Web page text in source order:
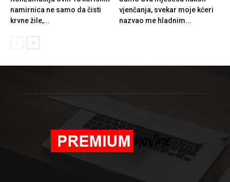
namirnica ne samo da čisti
krvne žile,...
vjenčanja, svekar moje kćeri
nazvao me hladnim...